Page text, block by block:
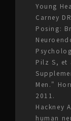
Young
Carney
Posing:
Pilz S, et
Men."
2011.
Hackney
human